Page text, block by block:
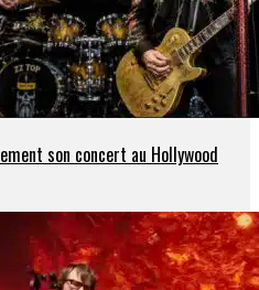
son concert au Hollywood